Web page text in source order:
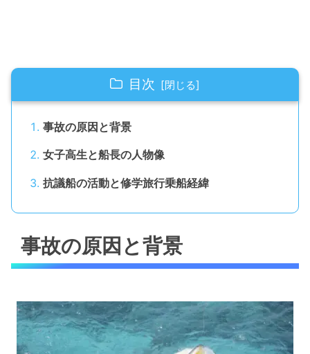
目次
事故の原因と背景
女子高生と船長の人物像
抗議船の活動と修学旅行乗船経緯
事故の原因と背景